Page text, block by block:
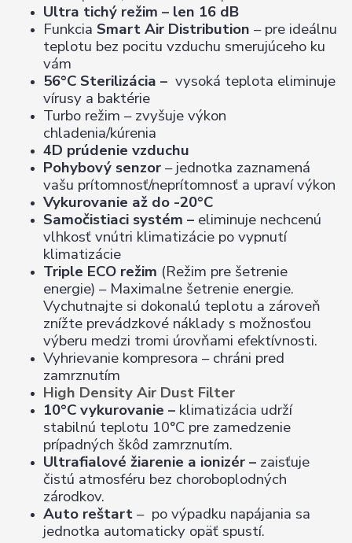
Ultra tichý režim – len 16 dB
Funkcia Smart Air Distribution – pre ideálnu
teplotu bez pocitu vzduchu smerujúceho ku
vám
56°C Sterilizácia – vysoká teplota eliminuje
vírusy a baktérie
Turbo režim – zvyšuje výkon
chladenia/kúrenia
4D prúdenie vzduchu
Pohybový senzor– jednotka zaznamená
vašu prítomnosť/neprítomnosť a upraví výkon
Vykurovanie až do -20°C
Samočistiaci systém – eliminuje nechcenú
vlhkosť vnútri klimatizácie po vypnutí
klimatizácie
Triple ECO režim (Režim pre šetrenie
energie) – Maximalne šetrenie energie.
Vychutnajte si dokonalú teplotu a zároveň
znížte prevádzkové náklady s možnosťou
výberu medzi tromi úrovňami efektívnosti.
Vyhrievanie kompresora – chráni pred
zamrznutím
High Density Air Dust Filter
10°C vykurovanie – klimatizácia udrží
stabilnú teplotu 10°C pre zamedzenie
prípadných škôd zamrznutím.
Ultrafialové žiarenie a ionizér – zaisťuje
čistú atmosféru bez choroboplodných
zárodkov.
Auto reštart– po výpadku napájania sa
jednotka automaticky opäť spustí.